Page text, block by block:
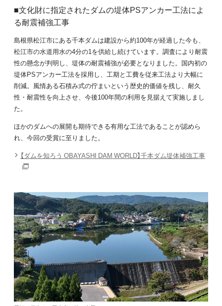
■文化財に指定されたダムの堤体PSアンカー工法によ
る耐震補強工事
島根県松江市にある千本ダムは建設から約100年が経過した今も、
松江市の水道用水の4分の1を供給し続けています。調査により耐震
性の懸念が判明し、堤体の耐震補強が必要となりました。国内初の
堤体PSアンカー工法を採用し、工期と工費を従来工法より大幅に
削減。風情ある石積み式の佇まいという歴史的価値を残し、耐久
性・耐震性を向上させ、今後100年間の利用を見据えて実施しまし
た。
ほかのダムへの展開も期待できる有用な工法であることが認めら
れ、今回の受賞に至りました。
【ダムを知ろう OBAYASHI DAM WORLD】千本ダム堤体補強工事